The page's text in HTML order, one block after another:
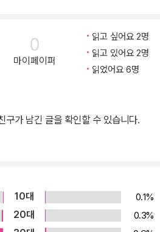
0
마이페이퍼
읽고 싶어요 2명
읽고 있어요 2명
읽었어요 6명
구가 남긴 글을 확인할 수 있습니다.
10대
0.1%
20대
0.3%